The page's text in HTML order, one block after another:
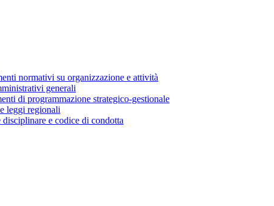
normativi su organizzazione e attività
generali
di programmazione strategico-gestionale
leggi regionali
disciplinare e codice di condotta